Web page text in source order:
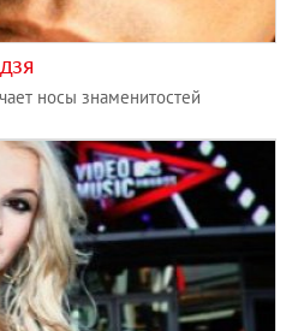
носы знаменитостей